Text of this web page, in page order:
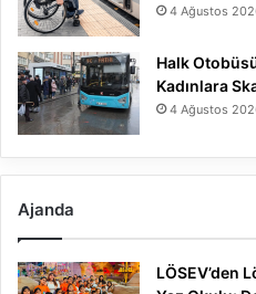
4 Ağustos
Halk
Kadınlara
4 Ağustos
Ajanda
LÖSEV’den